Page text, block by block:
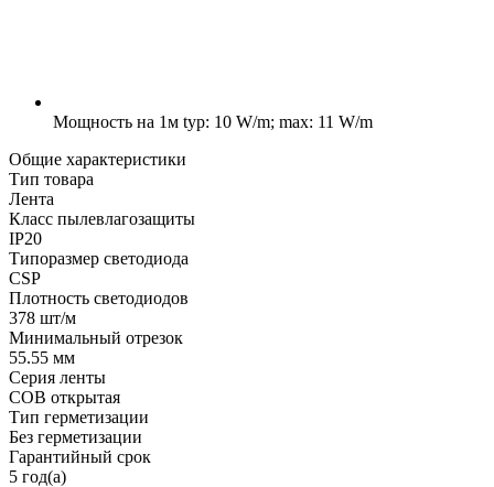
Мощность на 1м typ: 10 W/m; max: 11 W/m
Общие характеристики
Тип товара
Лента
Класс пылевлагозащиты
IP20
Типоразмер светодиода
CSP
Плотность светодиодов
378 шт/м
Минимальный отрезок
55.55 мм
Серия ленты
COB открытая
Тип герметизации
Без герметизации
Гарантийный срок
5 год(а)